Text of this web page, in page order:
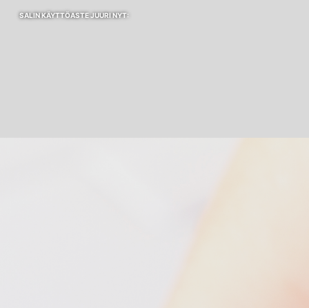
SALIN KÄYTTÖASTE JUURI NYT: